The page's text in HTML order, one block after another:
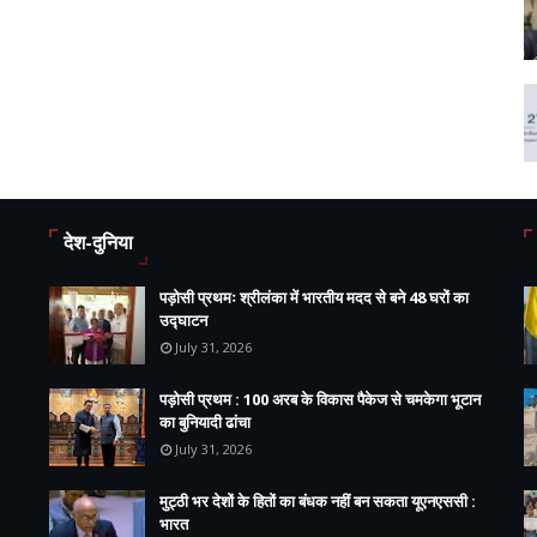
देश-दुनिया
पड़ोसी प्रथमः श्रीलंका में भारतीय मदद से बने 48 घरों का
उद्घाटन
July 31, 2026
पड़ोसी प्रथम : 100 अरब के विकास पैकेज से चमकेगा भूटान
का बुनियादी ढांचा
July 31, 2026
मुट्ठी भर देशों के हितों का बंधक नहीं बन सकता यूएनएससी :
भारत